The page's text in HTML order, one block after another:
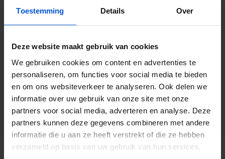
Toestemming Details Over
Deze website maakt gebruik van cookies
We gebruiken cookies om content en advertenties te
personaliseren, om functies voor social media te bieden
en om ons websiteverkeer te analyseren. Ook delen we
informatie over uw gebruik van onze site met onze
partners voor social media, adverteren en analyse. Deze
partners kunnen deze gegevens combineren met andere
informatie die u aan ze heeft verstrekt of die ze hebben
verzameld op basis van uw gebruik van hun services.
WIJ HELPEN JE GRAAG
0317 358 228
info@dejonghandelsonderneming.nl
3194 klanten geven ons een 9.1 op
GERELATEERDE PRODUCTEN